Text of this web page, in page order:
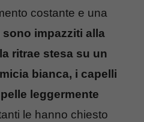
costante e una
sono impazziti alla
ritrae stesa su un
bianca, i capelli
leggermente
le hanno chiesto